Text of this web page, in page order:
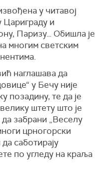
у читавој
Цариграду и
Паризу… Обишла је
многим светским
наглашава да
у Бечу није
позадину, те да је
штету што је
забрани „Веселу
црногорски
саботирају
по угледу на краља